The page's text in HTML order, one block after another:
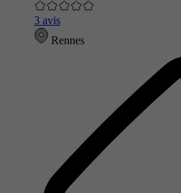
3 avis
Rennes